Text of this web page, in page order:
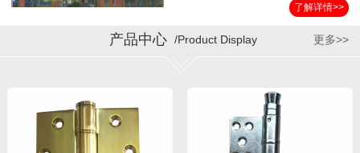
了解详情>>
产品中心 /Product Display 更多>>